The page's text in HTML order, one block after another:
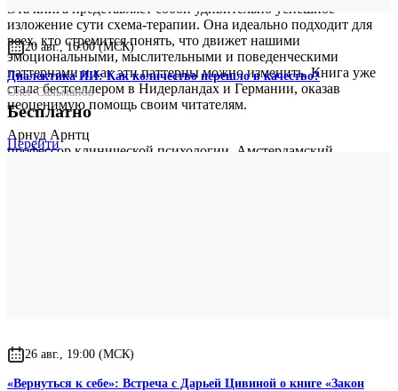
Эта книга представляет собой удивительно успешное
изложение сути схема-терапии. Она идеально подходит для
всех, кто стремится понять, что движет нашими
эмоциональными, мыслительными и поведенческими
паттернами и как эти паттерны можно изменить. Книга уже
стала бестселлером в Нидерландах и Германии, оказав
неоценимую помощь своим читателям.
Арнуд Арнтц
профессор клинической психологии, Амстердамский
20 авг., 16:00 (МСК)
Диалектика ИИ: Как количество перешло в качество?
Олег Сальманов
Бесплатно
Перейти
26 авг., 19:00 (МСК)
«Вернуться к себе»: Встреча с Дарьей Цивиной о книге «Закон